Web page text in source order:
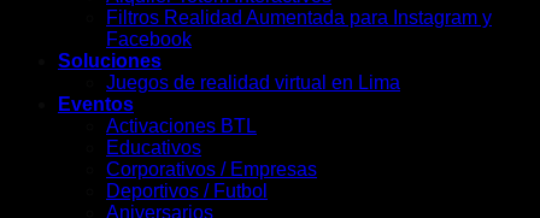
Filtros Realidad Aumentada para Instagram y
Facebook
Soluciones
Juegos de realidad virtual en Lima
Eventos
Activaciones BTL
Educativos
Corporativos / Empresas
Deportivos / Futbol
Aniversarios